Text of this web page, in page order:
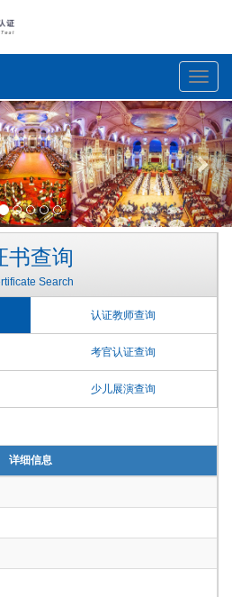
Toggle
书查询
Search
认证教师查询
考官认证查询
少儿展演查询
详细信息